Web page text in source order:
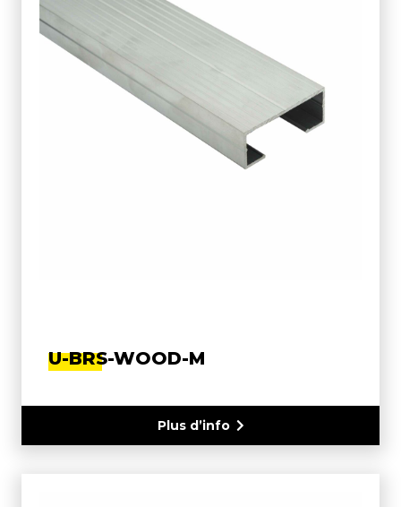
U-BRS-WOOD-M
Plus d’info